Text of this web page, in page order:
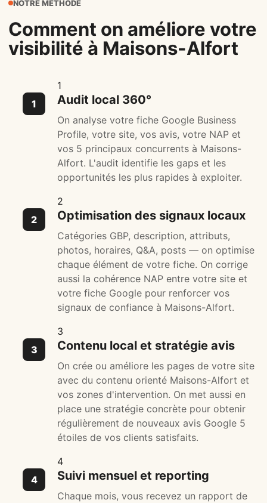
NOTRE MÉTHODE
Comment on améliore votre
visibilité à Maisons-Alfort
1
Audit local 360°
On analyse votre fiche Google Business
Profile, votre site, vos avis, votre NAP et
vos 5 principaux concurrents à Maisons-
Alfort. L'audit identifie les gaps et les
opportunités les plus rapides à exploiter.
2
Optimisation des signaux locaux
Catégories GBP, description, attributs,
photos, horaires, Q&A, posts — on optimise
chaque élément de votre fiche. On corrige
aussi la cohérence NAP entre votre site et
votre fiche Google pour renforcer vos
signaux de confiance à Maisons-Alfort.
3
Contenu local et stratégie avis
On crée ou améliore les pages de votre site
avec du contenu orienté Maisons-Alfort et
vos zones d'intervention. On met aussi en
place une stratégie concrète pour obtenir
régulièrement de nouveaux avis Google 5
étoiles de vos clients satisfaits.
4
Suivi mensuel et reporting
Chaque mois, vous recevez un rapport de